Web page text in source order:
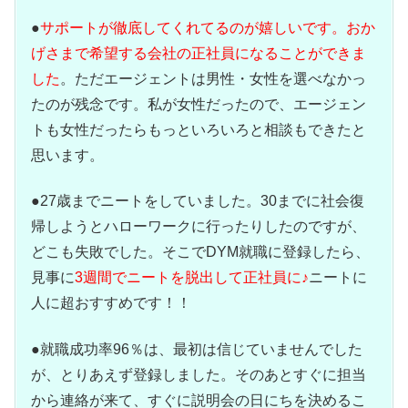
●サポートが徹底してくれてるのが嬉しいです。おか
げさまで希望する会社の正社員になることができま
した 。ただエージェントは男性・女性を選べなかっ
たのが残念です。私が女性だったので、エージェン
トも女性だったらもっといろいろと相談もできたと
思います。
●27歳までニートをしていました。30までに社会復
帰しようとハローワークに行ったりしたのですが、
どこも失敗でした。そこでDYM就職に登録したら、
見事に3週間でニートを脱出して正社員に♪ニートに
人に超おすすめです！！
●就職成功率96％は、最初は信じていませんでした
が、とりあえず登録しました。そのあとすぐに担当
から連絡が来て、すぐに説明会の日にちを決めるこ